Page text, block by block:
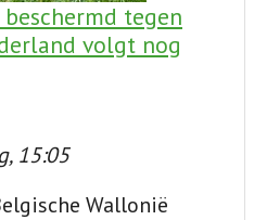
tegen
volgt nog
15:05
Wallonië